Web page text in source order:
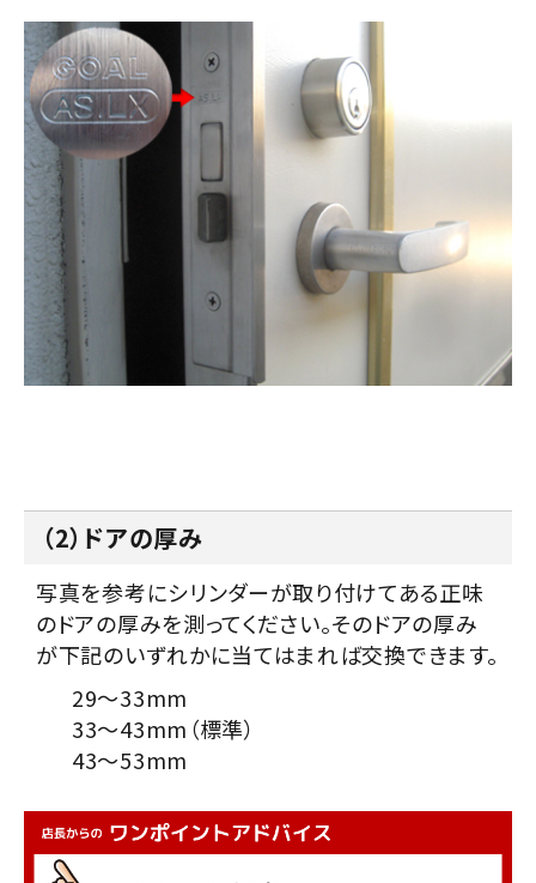
（2）ドアの厚み
写真を参考にシリンダーが取り付けてある正味
のドアの厚みを測ってください。そのドアの厚み
が下記のいずれかに当てはまれば交換できます。
29～33mm
33～43mm（標準）
43～53mm